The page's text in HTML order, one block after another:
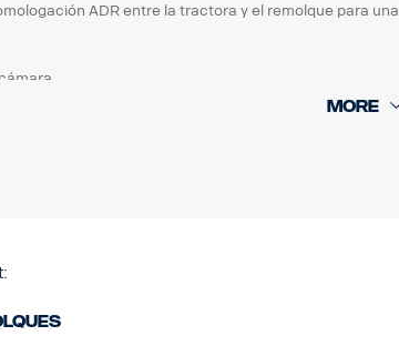
ADR entre la tractora y el remolque para una